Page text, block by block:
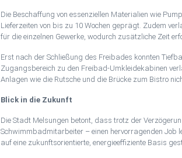
Die Beschaffung von essenziellen Materialien wie
Lieferzeiten von bis zu 10 Wochen geprägt. Zudem
für die einzelnen Gewerke, wodurch zusätzliche Zeit
Erst nach der Schließung des Freibades konnten
Zugangsbereich zu den Freibad-Umkleidekabinen
Anlagen wie die Rutsche und die Brücke zum Bistro
Blick in die Zukunft
Die Stadt Melsungen betont, dass trotz der
Schwimmbadmitarbeiter – einen hervorragenden Job
auf eine zukunftsorientierte, energieeffiziente Basis